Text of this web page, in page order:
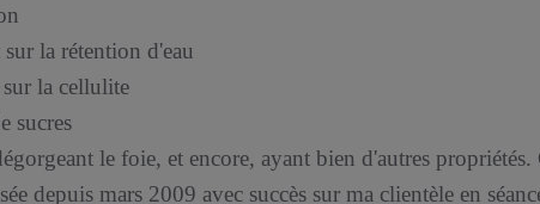
la rétention d'eau
la cellulite
sucres
le foie, et encore, ayant bien d'autres
depuis mars 2009 avec succès sur ma clientèle en